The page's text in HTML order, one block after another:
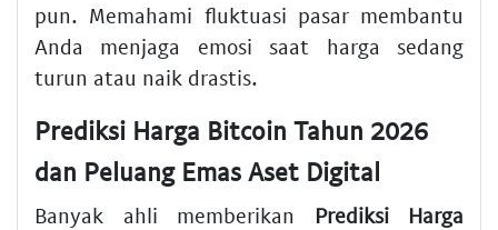
pun. Memahami fluktuasi pasar membantu
Anda menjaga emosi saat harga sedang
turun atau naik drastis.
Prediksi Harga Bitcoin Tahun 2026
dan Peluang Emas Aset Digital
Banyak ahli memberikan
Prediksi Harga